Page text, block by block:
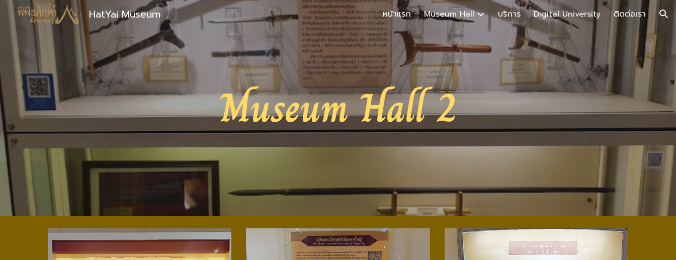
Skip to main content Skip to navigation
HatYai Museum หน้าแรก Museum Hall บริการ Digital University ติดต่อเรา
Museum Hall 2